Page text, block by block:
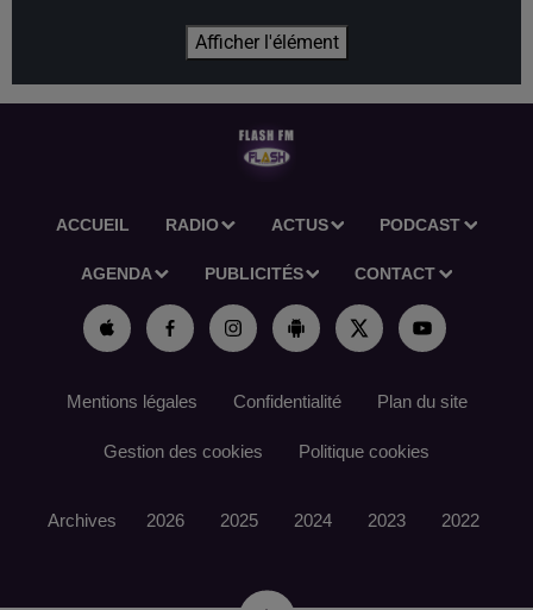
Afficher l'élément
ACCUEIL RADIO ACTUS PODCAST
AGENDA PUBLICITÉS CONTACT
Mentions légales Confidentialité Plan du site
Gestion des cookies Politique cookies
Archives 2026 2025 2024 2023 2022